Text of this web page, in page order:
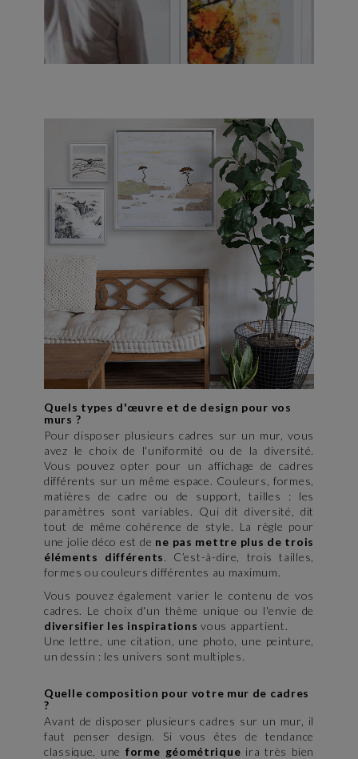
Quels types d'œuvre et de design pour vos
murs ?
Pour disposer plusieurs cadres sur un mur, vous
avez le choix de l'uniformité ou de la diversité.
Vous pouvez opter pour un affichage de cadres
différents sur un même espace. Couleurs, formes,
matières de cadre ou de support, tailles : les
paramètres sont variables. Qui dit diversité, dit
tout de même cohérence de style. La règle pour
une jolie déco est de ne pas mettre plus de trois
éléments différents. C’est-à-dire, trois tailles,
formes ou couleurs différentes au maximum.
Vous pouvez également varier le contenu de vos
cadres. Le choix d'un thème unique ou l'envie de
diversifier les inspirations vous appartient.
Une lettre, une citation, une photo, une peinture,
un dessin : les univers sont multiples.
Quelle composition pour votre mur de cadres
?
Avant de disposer plusieurs cadres sur un mur, il
faut penser design. Si vous êtes de tendance
classique, uneforme géométrique ira très bien